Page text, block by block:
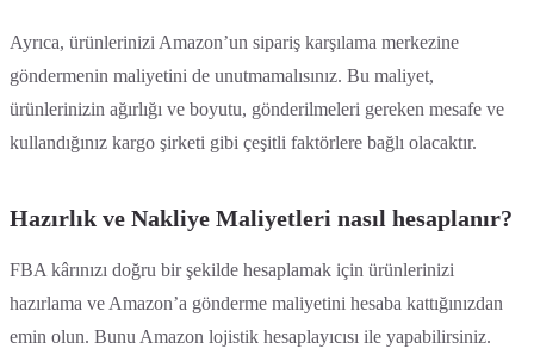
Ayrıca, ürünlerinizi Amazon’un sipariş karşılama merkezine
göndermenin maliyetini de unutmamalısınız. Bu maliyet,
ürünlerinizin ağırlığı ve boyutu, gönderilmeleri gereken mesafe ve
kullandığınız kargo şirketi gibi çeşitli faktörlere bağlı olacaktır.
Hazırlık ve Nakliye Maliyetleri nasıl hesaplanır?
FBA kârınızı doğru bir şekilde hesaplamak için ürünlerinizi
hazırlama ve Amazon’a gönderme maliyetini hesaba kattığınızdan
emin olun. Bunu Amazon lojistik hesaplayıcısı ile yapabilirsiniz.